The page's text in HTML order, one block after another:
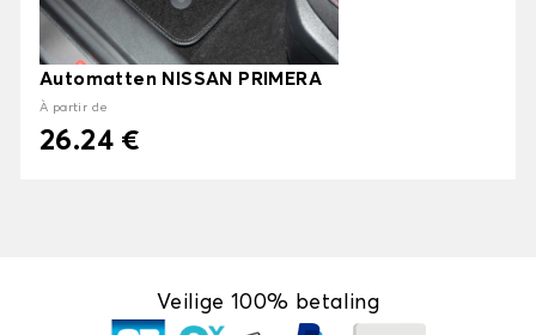
Automatten NISSAN PRIMERA
À partir de
26.24 €
Veilige 100% betaling